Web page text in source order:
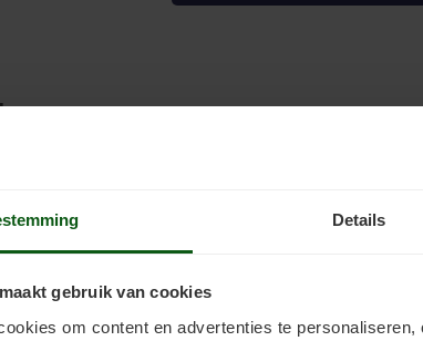
Details
gebruik van cookies
om content en advertenties te